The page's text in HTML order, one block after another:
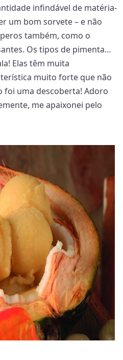
infindável de matéria-
um bom sorvete – e não
também, como o
Os tipos de pimenta...
Elas têm muita
muito forte que não
foi uma descoberta! Adoro
me apaixonei pelo